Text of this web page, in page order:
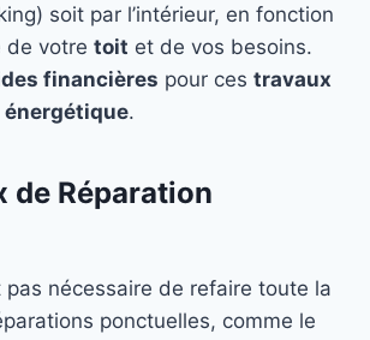
soit par l’intérieur, en fonction
de votre toit et de vos besoins.
financières pour ces travaux
énergétique.
de Réparation
pas nécessaire de refaire toute la
ponctuelles, comme le